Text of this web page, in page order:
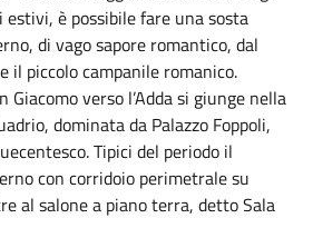
è possibile fare una sosta
di vago sapore romantico, dal
il piccolo campanile romanico.
Giacomo verso l’Adda si giunge nella
dominata da Palazzo Foppoli,
Tipici del periodo il
con corridoio perimetrale su
al salone a piano terra, detto Sala